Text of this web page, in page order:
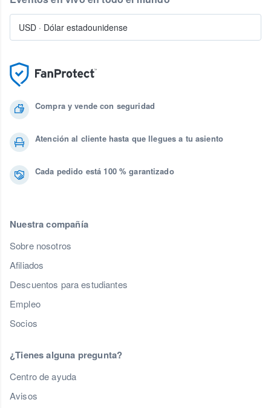
Compra y vende con seguridad
Atención al cliente hasta que llegues a tu asiento
Cada pedido está 100 % garantizado
Nuestra compañía
Sobre nosotros
Afiliados
Descuentos para estudiantes
Empleo
Socios
¿Tienes alguna pregunta?
Centro de ayuda
Avisos
USD · Dólar estadounidense